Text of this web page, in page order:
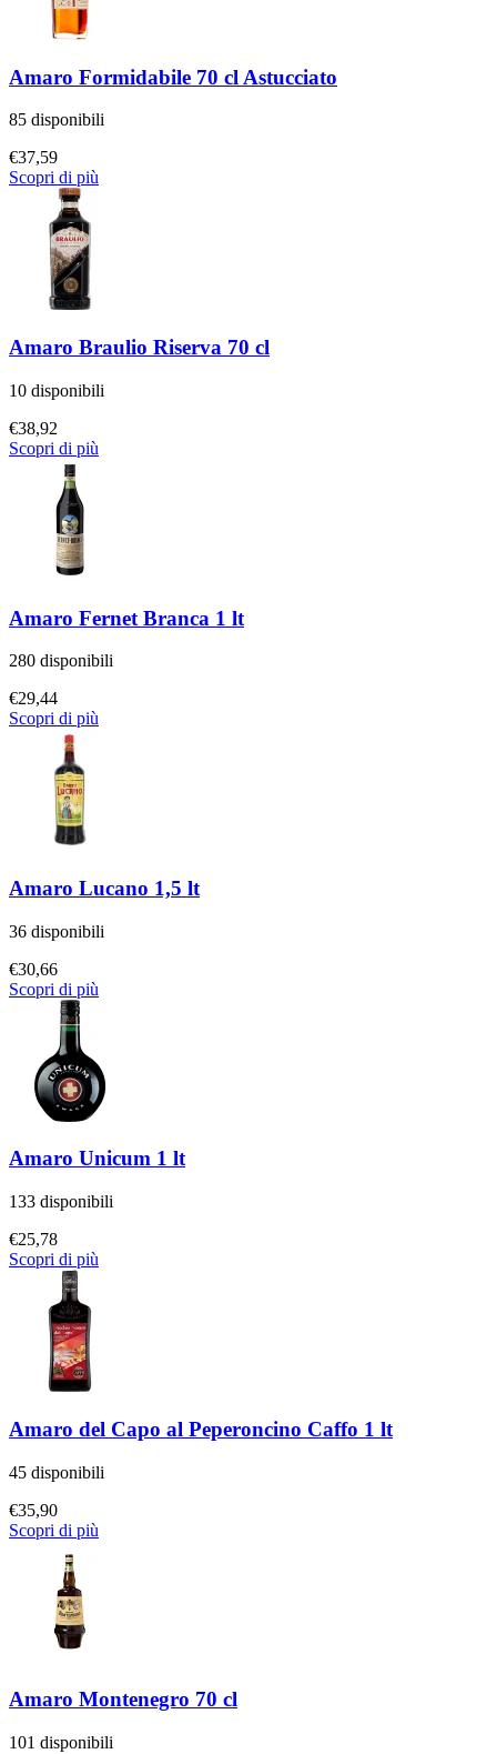
Amaro Formidabile 70 cl Astucciato
85 disponibili
€37,59
Scopri di più
Amaro Braulio Riserva 70 cl
10 disponibili
€38,92
Scopri di più
Amaro Fernet Branca 1 lt
280 disponibili
€29,44
Scopri di più
Amaro Lucano 1,5 lt
36 disponibili
€30,66
Scopri di più
Amaro Unicum 1 lt
133 disponibili
€25,78
Scopri di più
Amaro del Capo al Peperoncino Caffo 1 lt
45 disponibili
€35,90
Scopri di più
Amaro Montenegro 70 cl
101 disponibili